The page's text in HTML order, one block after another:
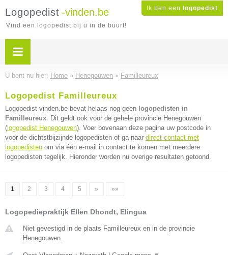
Ik ben een logopedist
Logopedist -vinden.be
Vind een logopedist bij u in de buurt!
U bent nu hier: Home » Henegouwen » Familleureux
Logopedist Familleureux
Logopedist-vinden.be bevat helaas nog geen logopedisten in
Familleureux. Dit geldt ook voor de gehele provincie Henegouwen
( logopedist Henegouwen). Voer bovenaan deze pagina uw postcode in
voor de dichtstbijzijnde logopedisten of ga naar direct contact met
logopedisten om via één e-mail in contact te komen met meerdere
logopedisten tegelijk. Hieronder worden nu overige resultaten getoond.
1 2 3 4 5 » »»
Logopediepraktijk Ellen Dhondt, Elingua
Niet gevestigd in de plaats Familleureux en in de provincie
Henegouwen.